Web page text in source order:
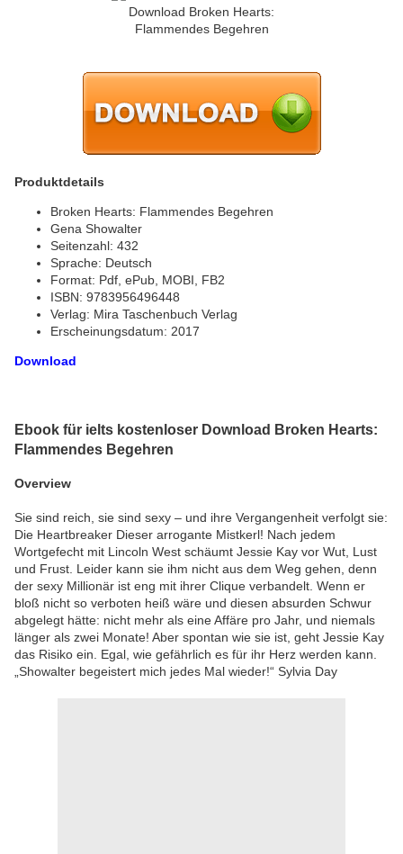
Produktdetails
Broken Hearts: Flammendes Begehren
Gena Showalter
Seitenzahl: 432
Sprache: Deutsch
Format: Pdf, ePub, MOBI, FB2
ISBN: 9783956496448
Verlag: Mira Taschenbuch Verlag
Erscheinungsdatum: 2017
Download
Ebook für ielts kostenloser Download Broken Hearts:
Flammendes Begehren
Overview
Sie sind reich, sie sind sexy – und ihre Vergangenheit verfolgt sie:
Die Heartbreaker Dieser arrogante Mistkerl! Nach jedem
Wortgefecht mit Lincoln West schäumt Jessie Kay vor Wut, Lust
und Frust. Leider kann sie ihm nicht aus dem Weg gehen, denn
der sexy Millionär ist eng mit ihrer Clique verbandelt. Wenn er
bloß nicht so verboten heiß wäre und diesen absurden Schwur
abgelegt hätte: nicht mehr als eine Affäre pro Jahr, und niemals
länger als zwei Monate! Aber spontan wie sie ist, geht Jessie Kay
das Risiko ein. Egal, wie gefährlich es für ihr Herz werden kann.
„Showalter begeistert mich jedes Mal wieder!“ Sylvia Day